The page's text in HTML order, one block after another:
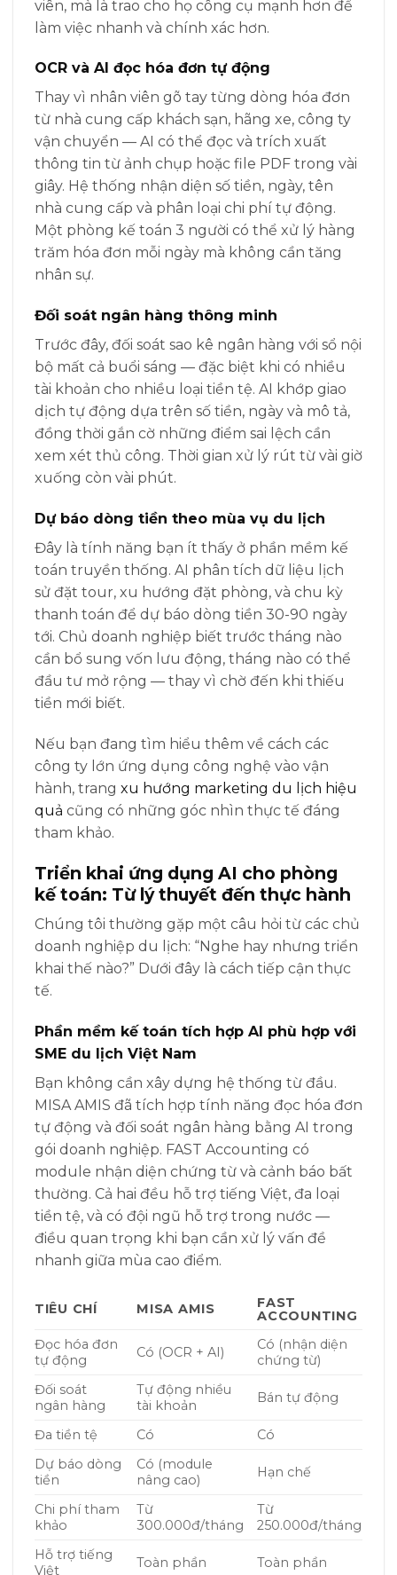
viên, mà là trao cho họ công cụ mạnh hơn để
làm việc nhanh và chính xác hơn.
OCR và AI đọc hóa đơn tự động
Thay vì nhân viên gõ tay từng dòng hóa đơn
từ nhà cung cấp khách sạn, hãng xe, công ty
vận chuyển — AI có thể đọc và trích xuất
thông tin từ ảnh chụp hoặc file PDF trong vài
giây. Hệ thống nhận diện số tiền, ngày, tên
nhà cung cấp và phân loại chi phí tự động.
Một phòng kế toán 3 người có thể xử lý hàng
trăm hóa đơn mỗi ngày mà không cần tăng
nhân sự.
Đối soát ngân hàng thông minh
Trước đây, đối soát sao kê ngân hàng với sổ nội
bộ mất cả buổi sáng — đặc biệt khi có nhiều
tài khoản cho nhiều loại tiền tệ. AI khớp giao
dịch tự động dựa trên số tiền, ngày và mô tả,
đồng thời gắn cờ những điểm sai lệch cần
xem xét thủ công. Thời gian xử lý rút từ vài giờ
xuống còn vài phút.
Dự báo dòng tiền theo mùa vụ du lịch
Đây là tính năng bạn ít thấy ở phần mềm kế
toán truyền thống. AI phân tích dữ liệu lịch
sử đặt tour, xu hướng đặt phòng, và chu kỳ
thanh toán để dự báo dòng tiền 30-90 ngày
tới. Chủ doanh nghiệp biết trước tháng nào
cần bổ sung vốn lưu động, tháng nào có thể
đầu tư mở rộng — thay vì chờ đến khi thiếu
tiền mới biết.
Nếu bạn đang tìm hiểu thêm về cách các
công ty lớn ứng dụng công nghệ vào vận
hành, trang xu hướng marketing du lịch hiệu
quả cũng có những góc nhìn thực tế đáng
tham khảo.
Triển khai ứng dụng AI cho phòng
kế toán: Từ lý thuyết đến thực hành
Chúng tôi thường gặp một câu hỏi từ các chủ
doanh nghiệp du lịch: “Nghe hay nhưng triển
khai thế nào?” Dưới đây là cách tiếp cận thực
tế.
Phần mềm kế toán tích hợp AI phù hợp với
SME du lịch Việt Nam
Bạn không cần xây dựng hệ thống từ đầu.
MISA AMIS đã tích hợp tính năng đọc hóa đơn
tự động và đối soát ngân hàng bằng AI trong
gói doanh nghiệp. FAST Accounting có
module nhận diện chứng từ và cảnh báo bất
thường. Cả hai đều hỗ trợ tiếng Việt, đa loại
tiền tệ, và có đội ngũ hỗ trợ trong nước —
điều quan trọng khi bạn cần xử lý vấn đề
nhanh giữa mùa cao điểm.
TIÊU CHÍ MISA AMIS
FAST
ACCOUNTING
Đọc hóa đơn
tự động
Có (OCR + AI)
Có (nhận diện
chứng từ)
Đối soát
ngân hàng
Tự động nhiều
tài khoản
Bán tự động
Đa tiền tệ Có
Có
Dự báo dòng
tiền
Có (module
nâng cao)
Hạn chế
Chi phí tham
khảo
Từ
300.000đ/tháng
Từ
250.000đ/tháng
Hỗ trợ tiếng
Việt
Toàn phần Toàn phần